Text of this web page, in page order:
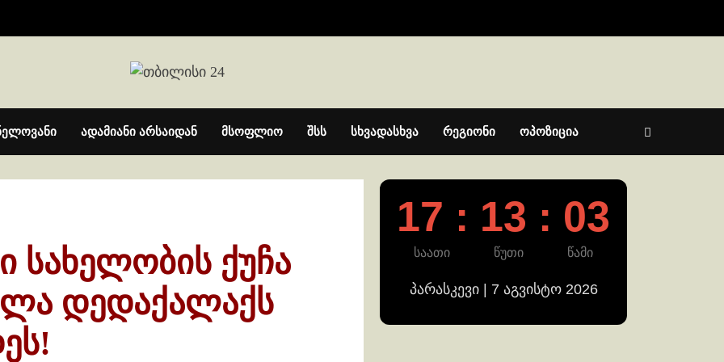
ადამიანი არსაიდან მსოფლიო შსს სხვადასხვა რეგიონი ოპოზიცია
სახელობის ქუჩა
დედაქალაქს
17 : 13 : 03
საათი წუთი წამი
პარასკევი | 7 აგვისტო 2026